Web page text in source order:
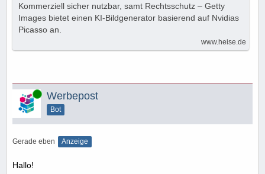
Kommerziell sicher nutzbar, samt Rechtsschutz – Getty
Images bietet einen KI-Bildgenerator basierend auf Nvidias
Picasso an.
www.heise.de
Online Werbepost
Bot
Gerade eben Anzeige
Hallo!